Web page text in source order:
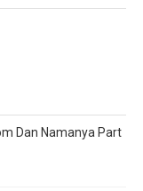
Dan Namanya Part